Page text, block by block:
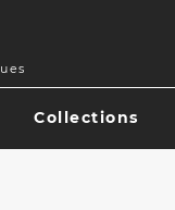
Collections